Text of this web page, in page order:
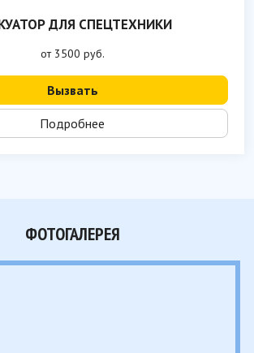
ДЛЯ СПЕЦТЕХНИКИ
от 3500 руб.
Вызвать
Подробнее
ФОТОГАЛЕРЕЯ